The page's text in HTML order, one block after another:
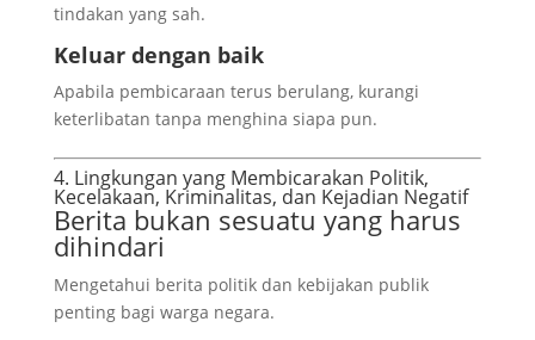
tindakan yang sah.
Keluar dengan baik
Apabila pembicaraan terus berulang, kurangi
keterlibatan tanpa menghina siapa pun.
4. Lingkungan yang Membicarakan Politik,
Kecelakaan, Kriminalitas, dan Kejadian Negatif
Berita bukan sesuatu yang harus
dihindari
Mengetahui berita politik dan kebijakan publik
penting bagi warga negara.